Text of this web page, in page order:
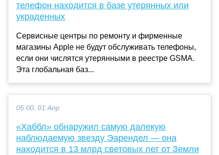
телефон находится в базе утерянных или
украденных
Сервисные центры по ремонту и фирменные
магазины Apple не будут обслуживать телефоны,
если они числятся утерянными в реестре GSMA.
Эта глобальная баз...
05:00, 01 Апр
«Хаббл» обнаружил самую далекую
наблюдаемую звезду Эарендел — она
находится в 13 млрд световых лет от Земли